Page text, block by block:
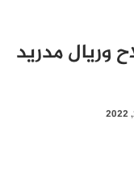
وريال مدريد